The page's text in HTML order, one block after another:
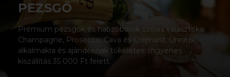
PEZSGŐ
Prémium pezsgők és habzóborok széles választéka:
Champagne, Prosecco, Cava és Crémant. Ünnepi
alkalmakra és ajándéknak tökéletes. Ingyenes
kiszállítás 35 000 Ft felett.